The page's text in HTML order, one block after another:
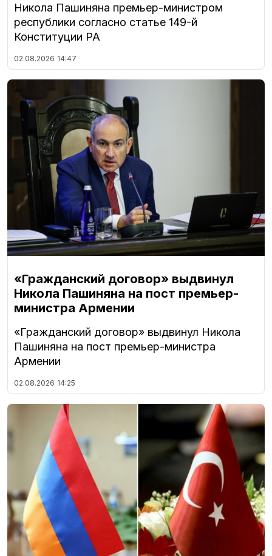
Никола Пашиняна премьер-министром
республики согласно статье 149-й
Конституции РА
02.08.2026 14:47
«Гражданский договор» выдвинул
Никола Пашиняна на пост премьер-
министра Армении
«Гражданский договор» выдвинул Никола
Пашиняна на пост премьер-министра
Армении
02.08.2026 14:25